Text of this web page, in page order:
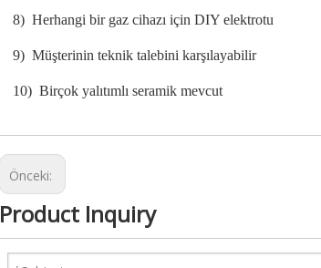
8) Herhangi bir gaz cihazı için DIY elektrotu
9) Müşterinin teknik talebini karşılayabilir
10) Birçok yalıtımlı seramik mevcut
Önceki:
Product Inquiry